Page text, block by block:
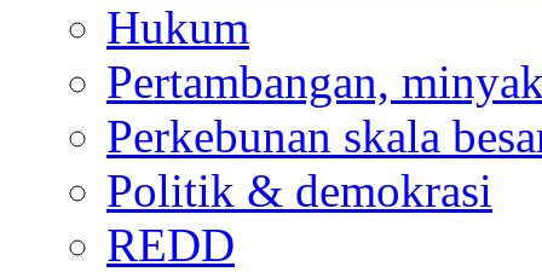
Hukum
Pertambangan,
Perkebunan skala
Politik & demokrasi
REDD